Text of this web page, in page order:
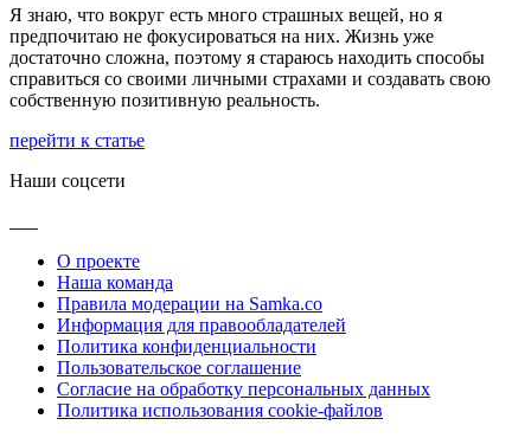
Я знаю, что вокруг есть много страшных вещей, но я
предпочитаю не фокусироваться на них. Жизнь уже
достаточно сложна, поэтому я стараюсь находить способы
справиться со своими личными страхами и создавать свою
собственную позитивную реальность.
перейти к статье
Наши соцсети
О проекте
Наша команда
Правила модерации на Samka.co
Информация для правообладателей
Политика конфиденциальности
Пользовательское соглашение
Согласие на обработку персональных данных
Политика использования cookie-файлов